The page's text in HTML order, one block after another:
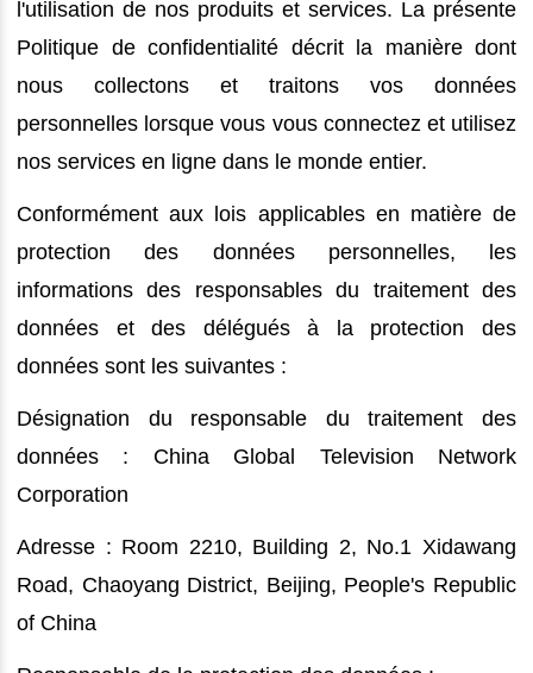
l'utilisation de nos produits et services. La présente
Politique de confidentialité décrit la manière dont
nous collectons et traitons vos données
personnelles lorsque vous vous connectez et utilisez
nos services en ligne dans le monde entier.
Conformément aux lois applicables en matière de
protection des données personnelles, les
informations des responsables du traitement des
données et des délégués à la protection des
données sont les suivantes :
Désignation du responsable du traitement des
données : China Global Television Network
Corporation
Adresse : Room 2210, Building 2, No.1 Xidawang
Road, Chaoyang District, Beijing, People's Republic
of China